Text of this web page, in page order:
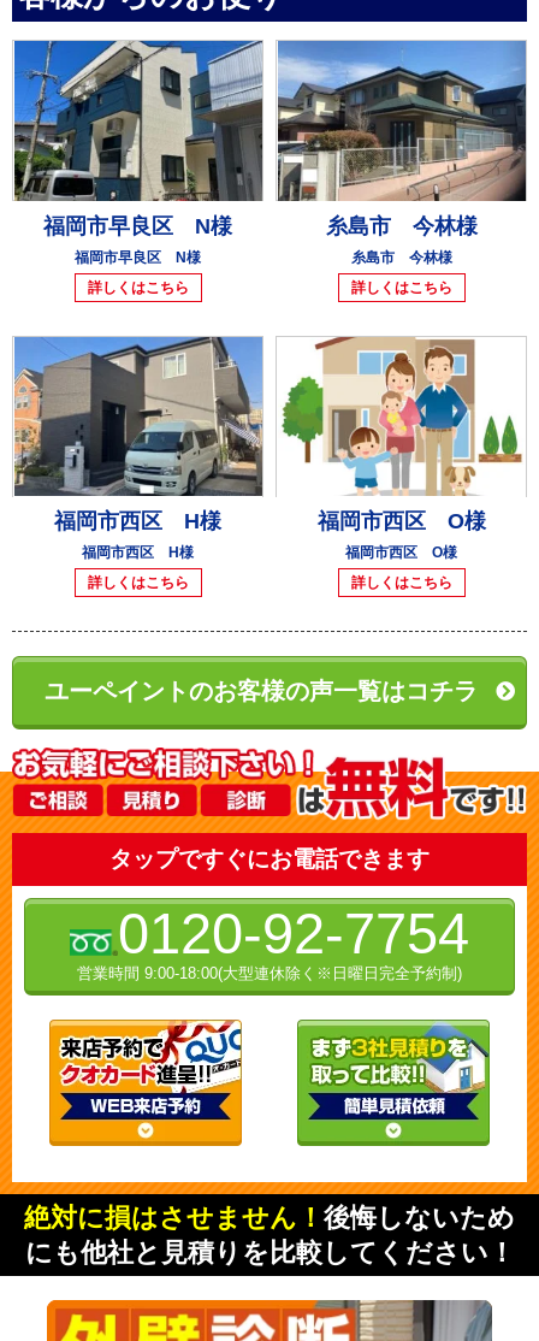
福岡市早良区 N様
福岡市早良区 N様
詳しくはこちら
糸島市 今林様
糸島市 今林様
詳しくはこちら
福岡市西区 H様
福岡市西区 H様
詳しくはこちら
福岡市西区 O様
福岡市西区 O様
詳しくはこちら
ユーペイントのお客様の声一覧はコチラ
タップですぐにお電話できます
0120-92-7754
営業時間 9:00-18:00(大型連休除く※日曜日完全予約制)
絶対に損はさせません！ 後悔しないため
にも他社と見積りを比較してください！